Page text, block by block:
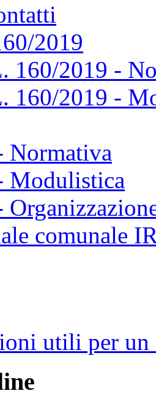
2019
160/2019 -
160/2019 -
Normativa
Modulistica
comunale
utili per un